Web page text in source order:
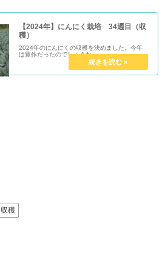
【2024年】にんにく栽培 34週目（収
穫）
2024年のにんにくの収穫を決めました。今年
は豊作だったのでしょうか
収穫